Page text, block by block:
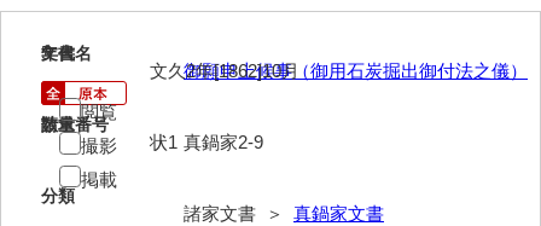
馬屋原家文書
5
文書名
御願申上候事（御用石炭掘出御付法之儀）
請求番号
真鍋家2-9
分類
諸家文書 ＞ 真鍋家文書
年代
文久2年[1862]10月
数量
状1
閲覧
撮影
掲載